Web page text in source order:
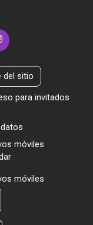
del sitio
para invitados
móviles
móviles